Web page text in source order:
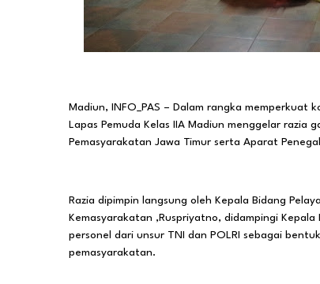
Madiun, INFO_PAS – Dalam rangka memperkuat
Lapas Pemuda Kelas IIA Madiun menggelar razia
Pemasyarakatan Jawa Timur serta Aparat
Razia dipimpin langsung oleh Kepala Bidang
Kemasyarakatan ,Ruspriyatno, didampingi
personel dari unsur TNI dan POLRI sebagai
pemasyarakatan.